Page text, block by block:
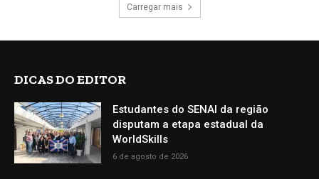
Carregar mais
DICAS DO EDITOR
Estudantes do SENAI da região
disputam a etapa estadual da
WorldSkills
6 de agosto de 2026